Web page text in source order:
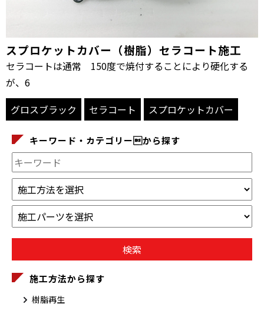
スプロケットカバー（樹脂）セラコート施工
セラコートは通常 150度で焼付することにより硬化する
が、6
グロスブラック
セラコート スプロケットカバー
キーワード・カテゴリーから探す
施工方法から探す
樹脂再生